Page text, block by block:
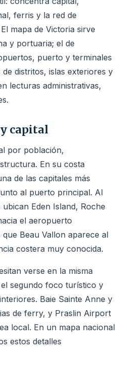
ferris y la red de
mapa de Victoria sirve
y portuaria; el de
puerto y terminales
distritos, islas exteriores y
lecturas administrativas,
capital
por población,
En su costa
de las capitales más
al puerto principal. Al
Eden Island, Roche
el aeropuerto
Beau Vallon aparece al
costera muy conocida.
verse en la misma
segundo foco turístico y
Baie Sainte Anne y
de ferry, y Praslin Airport
local. En un mapa nacional
estos detalles